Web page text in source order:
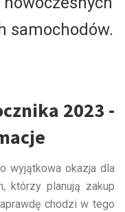
samochodów.
2023 -
wyjątkowa okazja dla
którzy planują zakup
chodzi w tego